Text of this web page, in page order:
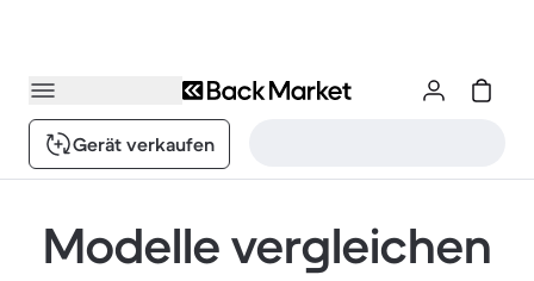
Gerät verkaufen
Modelle vergleichen